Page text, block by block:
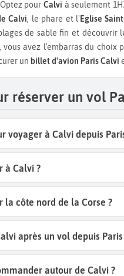
pour Calvi à seulement
Calvi, le phare et l' Eglise
de sable fin et découvrir
vous avez l'embarras du choix
un billet d'avion Paris Calvi
réserver un vol
voyager à Calvi depuis
à Calvi ?
la côte nord de la Corse ?
après un vol depuis Paris
autour de Calvi ?